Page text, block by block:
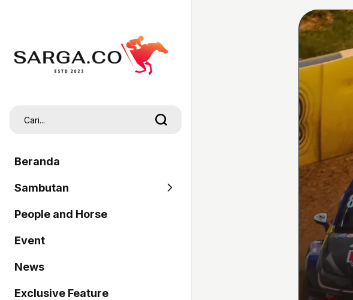
Beranda
Sambutan
SARGA
Pordasi
People and Horse
Event
News
Exclusive Feature